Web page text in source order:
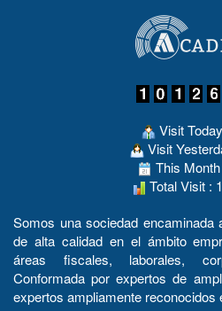
Visit
Visit
This
Total Visit :
Somos una sociedad
de alta calidad en el ámbito
áreas fiscales, laborales,
Conformada por expertos de
expertos ampliamente reconocidos